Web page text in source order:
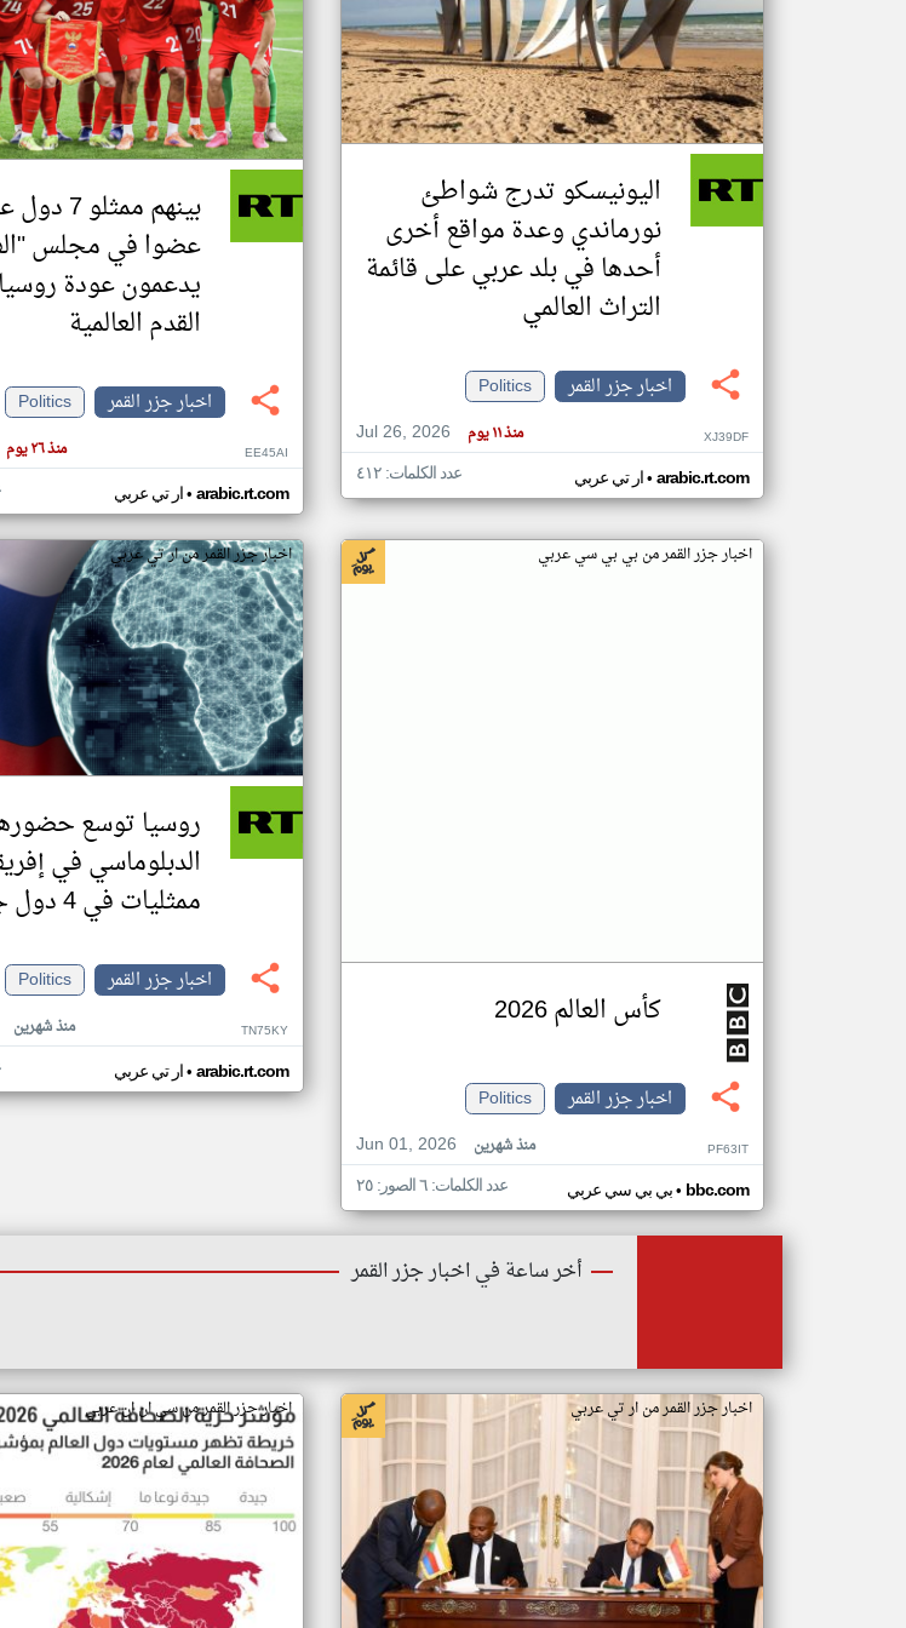
اليونيسكو تدرج شواطئ
نورماندي وعدة مواقع أخرى
أحدها في بلد عربي على قائمة
التراث العالمي
اخبار جزر القمر
Politics
Jul 26, 2026
منذ ١١ يوم XJ39DF
ار تي عربي• arabic.rt.com عدد الكلمات: ٤١٢
عضوا في مجلس
يدعمون عودة
القدم العالمية
اخبار جزر القمر
Politics
منذ ٢٦ يوم EE45AI
ار تي عربي• arabic.rt.com
اخبار جزر القمر من بي بي سي عربي
كأس العالم 2026
اخبار جزر القمر
Politics
Jun 01, 2026
منذ شهرين PF63IT
بي بي سي عربي• bbc.com عدد الكلمات: ٦ الصور: ٢٥
اخبار جزر القمر من ار تي عربي
روسيا توسع
الدبلوماسي في
ممثليات في 4 دول جديدة
اخبار جزر القمر
Politics
منذ شهرين TN75KY
ار تي عربي• arabic.rt.com
أخر ساعة في اخبار جزر القمر
اخبار جزر القمر من ار تي عربي اخبار جزر القمر من سي ان ان عربي